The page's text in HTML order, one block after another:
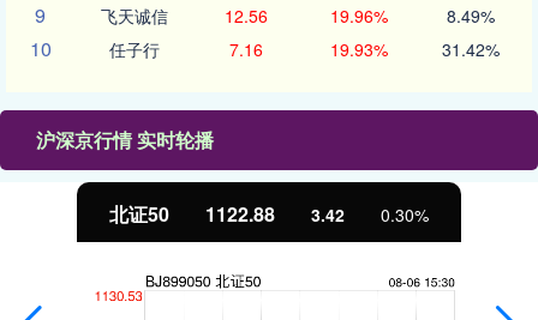
9 飞天诚信 12.56 19.96% 8.49%
10 任子行 7.16 19.93% 31.42%
沪深京行情 实时轮播
北证50 1122.88 3.42 0.30%